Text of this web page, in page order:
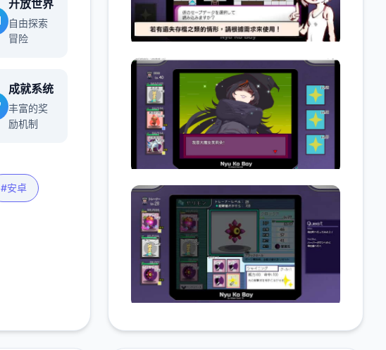
开放世界
自由探索
冒险
成就系统
丰富的奖
励机制
#安卓